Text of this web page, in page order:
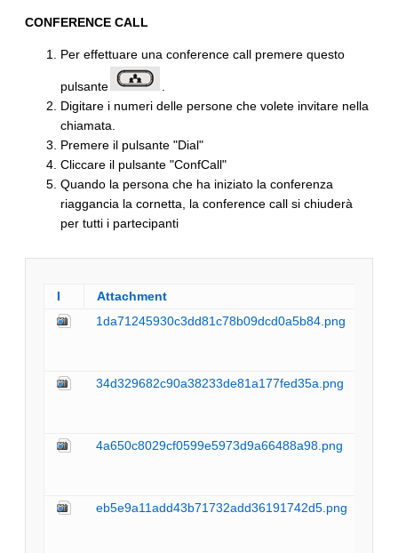
CONFERENCE CALL
Per effettuare una conference call premere questo
pulsante
Digitare i numeri delle persone che volete invitare nella
chiamata.
Premere il pulsante "Dial"
Cliccare il pulsante "ConfCall"
Quando la persona che ha iniziato la conferenza
riaggancia la cornetta, la conference call si chiuderà
per tutti i partecipanti
I Attachment
1da71245930c3dd81c78b09dcd0a5b84.png
34d329682c90a38233de81a177fed35a.png
4a650c8029cf0599e5973d9a66488a98.png
eb5e9a11add43b71732add36191742d5.png